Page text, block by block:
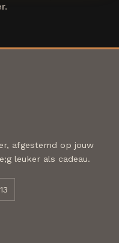
afgestemd op jouw
leuker als cadeau.